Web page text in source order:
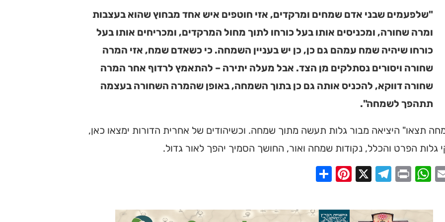
"שלפעמים שבני אדם שמחים ומרקדים, אזי חוטפים איש אחד מבחוץ שהוא בעצבות
ומרה שחורה, ומכניסים אותו בעל כורחו לתוך מחול המרקדים, ומכריחים אותו בעל
כורחו שיהיה שמח עמהם גם כן, כן יש בעניין השמחה. כי כשאדם שמח, אזי המרה
שחורה ויסורים נסתלקים מן הצד. אבל מעלה יתירה – להתאמץ לרדוף אחר המרה
שחורה דווקא, להכניס אותה גם כן בתוך השמחה, באופן שהמרה השחורה בעצמה
תתהפך לשמחה".
תצאו" היציאה מבור גלות תעשה מתוך שמחה. וכשיהודים של אחרית הדורות ימצאו כאן,
גלות הפרט והכלל, נקודות שמחה ואור, החושך הסמיך יהפך לאור גדול.
Email
WhatsApp
Print
Telegram
Pinterest